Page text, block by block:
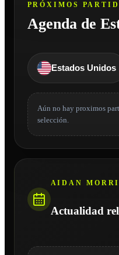
PRÓXIMOS
Agenda de
Estados Unidos
Aún no hay proximos
selección.
AIDAN
Actualidad